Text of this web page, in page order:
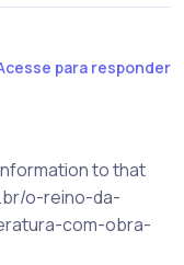
para responder
to that
o-reino-da-
com-obra-